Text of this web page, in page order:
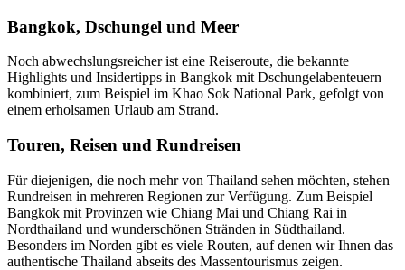
Bangkok, Dschungel und Meer
Noch abwechslungsreicher ist eine Reiseroute, die bekannte
Highlights und Insidertipps in Bangkok mit Dschungelabenteuern
kombiniert, zum Beispiel im Khao Sok National Park, gefolgt von
einem erholsamen Urlaub am Strand.
Touren, Reisen und Rundreisen
Für diejenigen, die noch mehr von Thailand sehen möchten, stehen
Rundreisen in mehreren Regionen zur Verfügung. Zum Beispiel
Bangkok mit Provinzen wie Chiang Mai und Chiang Rai in
Nordthailand und wunderschönen Stränden in Südthailand.
Besonders im Norden gibt es viele Routen, auf denen wir Ihnen das
authentische Thailand abseits des Massentourismus zeigen.